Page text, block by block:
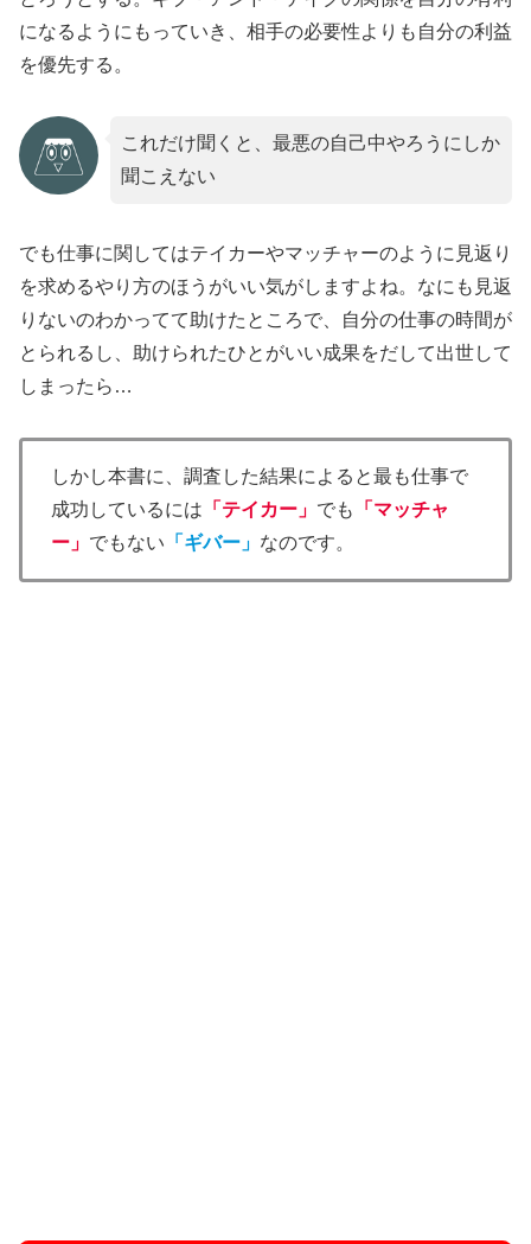
になるようにもっていき、相手の必要性よりも自分の利益
を優先する。
これだけ聞くと、最悪の自己中やろうにしか
聞こえない
でも仕事に関してはテイカーやマッチャーのように見返り
を求めるやり方のほうがいい気がしますよね。なにも見返
りないのわかってて助けたところで、自分の仕事の時間が
とられるし、助けられたひとがいい成果をだして出世して
しまったら…
しかし本書に、調査した結果によると最も仕事で
成功しているには 「テイカー」 でも
「マッチャ
ー」 でもない 「ギバー」 なのです。